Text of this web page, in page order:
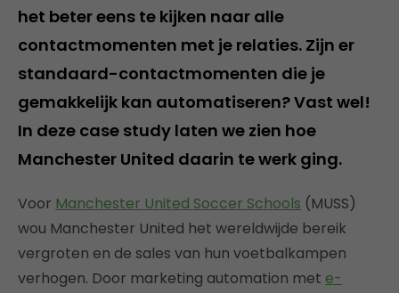
het beter eens te kijken naar alle
contactmomenten met je relaties. Zijn er
standaard-contactmomenten die je
gemakkelijk kan automatiseren? Vast wel!
In deze case study laten we zien hoe
Manchester United daarin te werk ging.
Voor Manchester United Soccer Schools (MUSS)
wou Manchester United het wereldwijde bereik
vergroten en de sales van hun voetbalkampen
verhogen. Door marketing automation met e-